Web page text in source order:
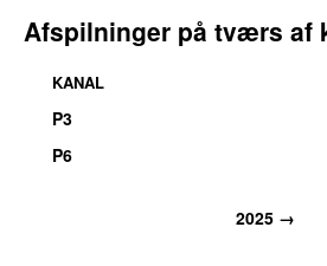
Afspilninger på tværs af
KANAL
P3
P6
2025 →